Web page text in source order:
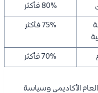
80% فأكثر
75% فأكثر
70% فأكثر
الأكاديمي وسياسة